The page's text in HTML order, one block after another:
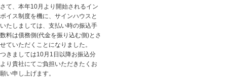
さて、本年10月より開始されるイン
ボイス制度を機に、サインハウスと
いたしましては、支払い時の振込手
数料は債務側(代金を振り込む側)とさ
せていただくことになりました。
つきましては10月1日以降お振込分
より貴社にてご負担いただきたくお
願い申し上げます。